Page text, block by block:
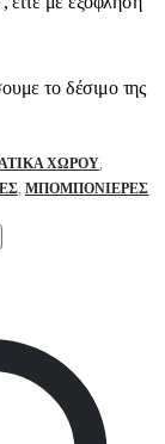
το δέσιμο της
ΧΏΡΟΥ
, ΜΠΟΜΠΟΝΙΈΡΕΣ